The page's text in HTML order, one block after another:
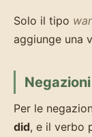
Solo il tipo
aggiunge una
Per le
did, e il verbo